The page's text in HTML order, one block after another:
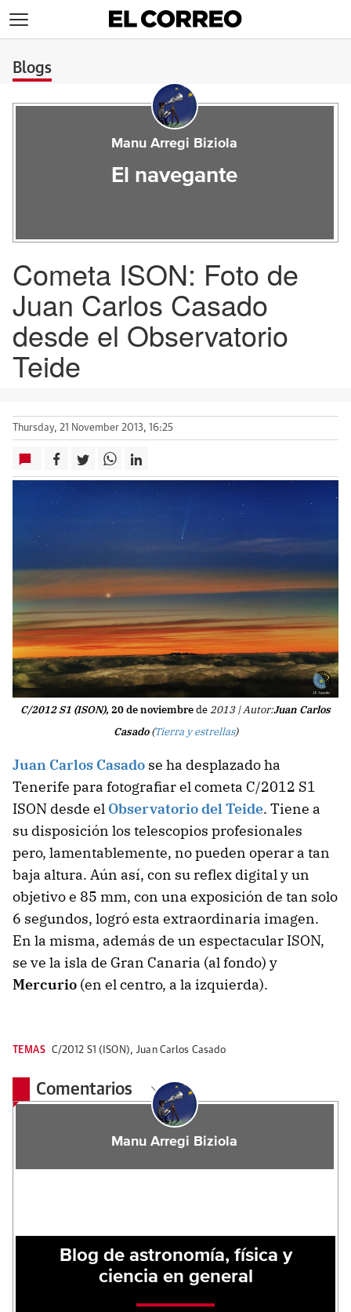
Blogs
Manu Arregi Biziola
El navegante
Cometa ISON: Foto de
Juan Carlos Casado
desde el Observatorio
Teide
Thursday, 21 November 2013, 16:25
C/2012 S1 (ISON), 20 de noviembrede 2013| Autor:Juan Carlos
Casado(Tierra y estrellas)
Juan Carlos Casado se ha desplazado ha
Tenerife para fotografiar el cometa C/2012 S1
ISON desde el Observatorio del Teide. Tiene a
su disposición los telescopios profesionales
pero, lamentablemente, no pueden operar a tan
baja altura. Aún así, con su reflex digital y un
objetivo e 85 mm, con una exposición de tan solo
6 segundos, logró esta extraordinaria imagen.
En la misma, además de un espectacular ISON,
se ve la isla de Gran Canaria (al fondo) y
Mercurio (en el centro, a la izquierda).
TEMAS C/2012 S1 (ISON),Juan Carlos Casado
Comentarios
Manu Arregi Biziola
Blog de astronomía, física y
ciencia en general